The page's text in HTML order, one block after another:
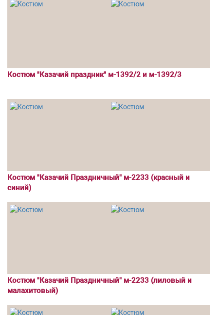
Костюм "Казачий праздник" м-1392/2 и м-1392/3
Костюм "Казачий Праздничный" м-2233 (красный и
синий)
Костюм "Казачий Праздничный" м-2233 (лиловый и
малахитовый)